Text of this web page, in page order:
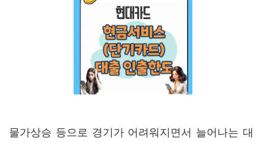
물가상승 등으로 경기가 어려워지면서 늘어나는 대